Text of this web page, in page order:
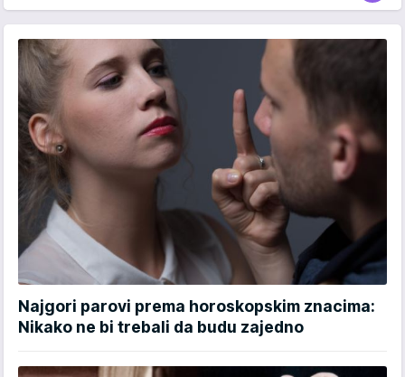
Najgori parovi prema horoskopskim znacima:
Nikako ne bi trebali da budu zajedno